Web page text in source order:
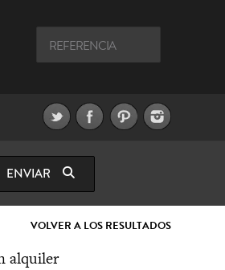
ENVIAR
VOLVER A LOS RESULTADOS
alquiler